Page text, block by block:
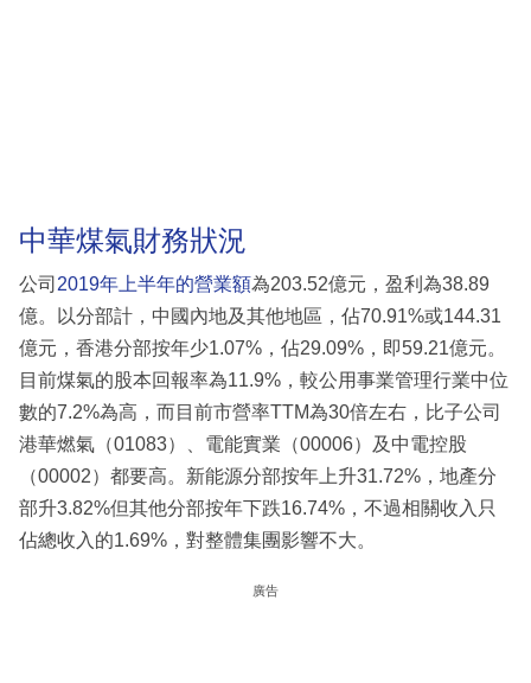
中華煤氣財務狀況
公司 2019年上半年的營業額為203.52億元，盈利為38.89
億。以分部計，中國內地及其他地區，佔70.91%或144.31
億元，香港分部按年少1.07%，佔29.09%，即59.21億元。
目前煤氣的股本回報率為11.9%，較公用事業管理行業中位
數的7.2%為高，而目前市營率TTM為30倍左右，比子公司
港華燃氣（01083）、電能實業（00006）及中電控股
（00002）都要高。新能源分部按年上升31.72%，地產分
部升3.82%但其他分部按年下跌16.74%，不過相關收入只
佔總收入的1.69%，對整體集團影響不大。
廣告